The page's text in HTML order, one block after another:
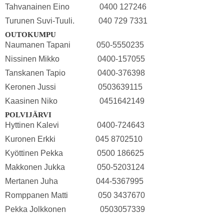
Tahvanainen Eino 0400 127246
Turunen Suvi-Tuuli. 040 729 7331
OUTOKUMPU
Naumanen Tapani 050-5550235
Nissinen Mikko 0400-157055
Tanskanen Tapio 0400-376398
Keronen Jussi 0503639115
Kaasinen Niko 0451642149
POLVIJÄRVI
Hyttinen Kalevi 0400-724643
Kuronen Erkki 045 8702510
Kyöttinen Pekka 0500 186625
Makkonen Jukka 050-5203124
Mertanen Juha 044-5367995
Romppanen Matti 050 3437670
Pekka Jolkkonen 0503057339